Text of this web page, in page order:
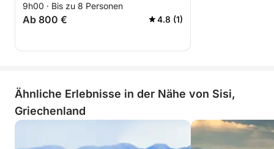
9h00 · Bis zu 8 Personen
Ab 800 € 4.8 (1)
Ähnliche Erlebnisse in der Nähe von Sisi,
Griechenland